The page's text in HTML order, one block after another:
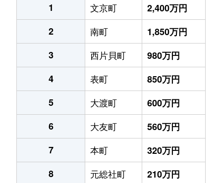
1
文京町
2,400万円
2
南町
1,850万円
3
西片貝町
980万円
4
表町
850万円
5
大渡町
600万円
6
大友町
560万円
7
本町
320万円
8
元総社町 210万円